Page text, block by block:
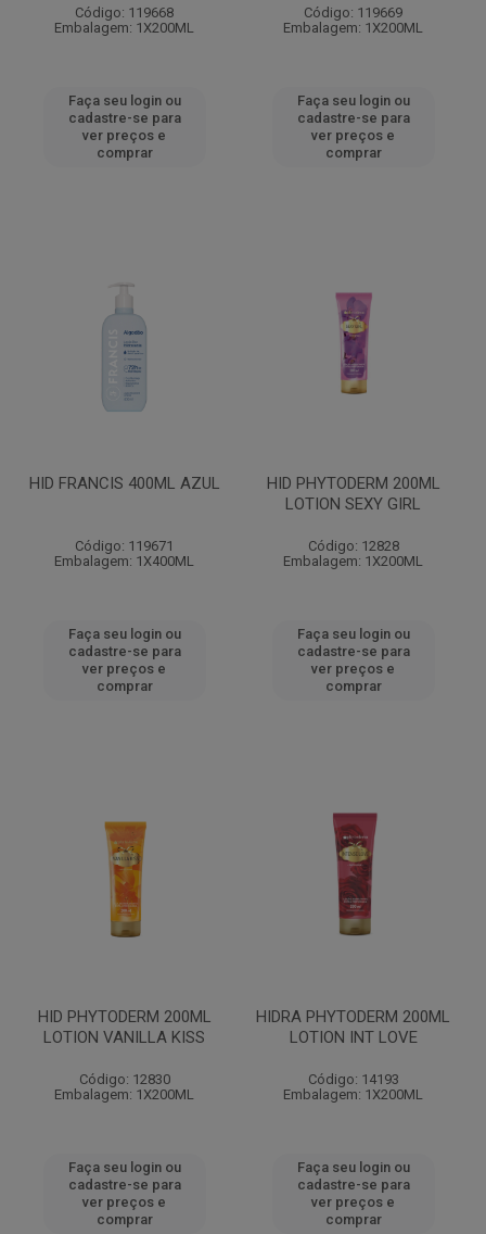
Código: 119668
Embalagem: 1X200ML
Faça seu login ou
cadastre-se para
ver preços e
comprar
Código: 119669
Embalagem: 1X200ML
Faça seu login ou
cadastre-se para
ver preços e
comprar
HID FRANCIS 400ML AZUL
Código: 119671
Embalagem: 1X400ML
Faça seu login ou
cadastre-se para
ver preços e
comprar
HID PHYTODERM 200ML
LOTION SEXY GIRL
Código: 12828
Embalagem: 1X200ML
Faça seu login ou
cadastre-se para
ver preços e
comprar
HID PHYTODERM 200ML
LOTION VANILLA KISS
Código: 12830
Embalagem: 1X200ML
Faça seu login ou
cadastre-se para
ver preços e
comprar
HIDRA PHYTODERM 200ML
LOTION INT LOVE
Código: 14193
Embalagem: 1X200ML
Faça seu login ou
cadastre-se para
ver preços e
comprar